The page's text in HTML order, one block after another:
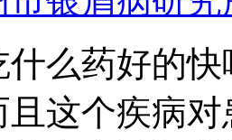
么药好的
且这个疾病